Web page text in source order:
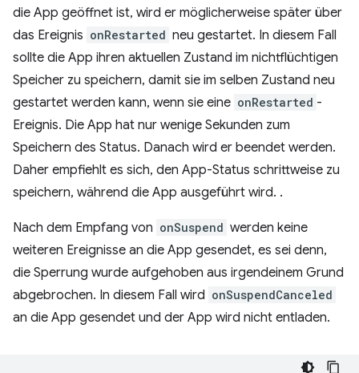
die App geöffnet ist, wird er möglicherweise später über
das Ereignis onRestarted neu gestartet. In diesem Fall
sollte die App ihren aktuellen Zustand im nichtflüchtigen
Speicher zu speichern, damit sie im selben Zustand neu
gestartet werden kann, wenn sie eine onRestarted -
Ereignis. Die App hat nur wenige Sekunden zum
Speichern des Status. Danach wird er beendet werden.
Daher empfiehlt es sich, den App-Status schrittweise zu
speichern, während die App ausgeführt wird. .
Nach dem Empfang von onSuspend werden keine
weiteren Ereignisse an die App gesendet, es sei denn,
die Sperrung wurde aufgehoben aus irgendeinem Grund
abgebrochen. In diesem Fall wird onSuspendCanceled
an die App gesendet und der App wird nicht entladen.